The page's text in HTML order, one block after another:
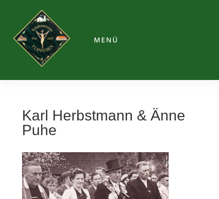
MENÜ
Karl Herbstmann & Änne
Puhe